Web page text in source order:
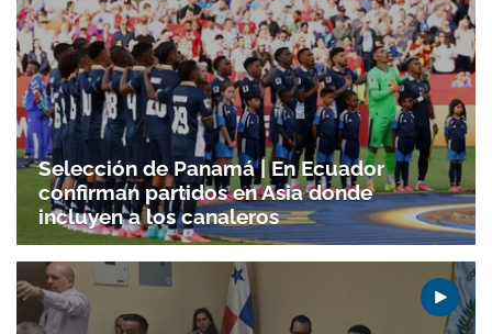
Selección de Panamá | En Ecuador
confirman partidos en Asia donde
incluyen a los canaleros